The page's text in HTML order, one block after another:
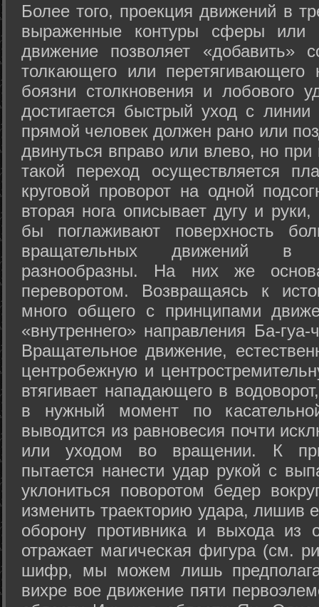
Более того, проекция движений в
выраженные контуры сферы или
движение позволяет «добавить»
толкающего или перетягивающего
боязни столкновения и лобового
достигается быстрый уход с
прямой человек должен рано или
двинуться вправо или влево, но
такой переход осуществляется
круговой проворот на одной
вторая нога описывает дугу и
бы поглаживают поверхность
вращательных движений в
разнообразны. На них же
переворотом. Возвращаясь к
много общего с принципами
«внутреннего» направления Ба-
Вращательное движение,
центробежную и
втягивает нападающего в
в нужный момент по
выводится из равновесия почти
или уходом во вращении. К
пытается нанести удар рукой с
уклониться поворотом бедер
изменить траекторию удара, лишив
оборону противника и выхода из
отражает магическая фигура (см.
шифр, мы можем лишь
вихре вое движение пяти